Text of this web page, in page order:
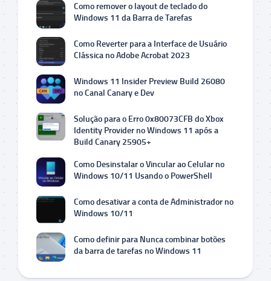
Como remover o layout de teclado do
Windows 11 da Barra de Tarefas
Como Reverter para a Interface de Usuário
Clássica no Adobe Acrobat 2023
Windows 11 Insider Preview Build 26080
no Canal Canary e Dev
Solução para o Erro 0x80073CFB do Xbox
Identity Provider no Windows 11 após a
Build Canary 25905+
Como Desinstalar o Vincular ao Celular no
Windows 10/11 Usando o PowerShell
Como desativar a conta de Administrador no
Windows 10/11
Como definir para Nunca combinar botões
da barra de tarefas no Windows 11